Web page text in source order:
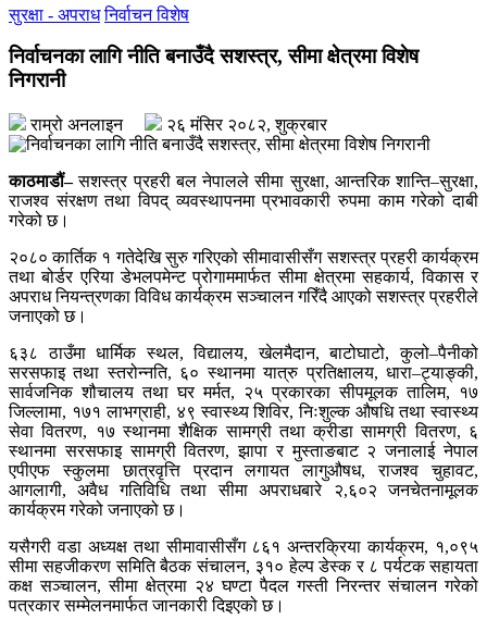
सुरक्षा - अपराध निर्वाचन विशेष
निर्वाचनका लागि नीति बनाउँदै सशस्त्र, सीमा क्षेत्रमा विशेष
निगरानी
राम्रो अनलाइन २६ मंसिर २०८२, शुक्रबार
काठमाडौं–सशस्त्र प्रहरी बल नेपालले सीमा सुरक्षा, आन्तरिक शान्ति–सुरक्षा,
राजश्व संरक्षण तथा विपद् व्यवस्थापनमा प्रभावकारी रुपमा काम गरेको दाबी
गरेको छ।
२०८० कार्तिक १ गतेदेखि सुरु गरिएको सीमावासीसँग सशस्त्र प्रहरी कार्यक्रम
तथा बोर्डर एरिया डेभलपमेन्ट प्रोगाममार्फत सीमा क्षेत्रमा सहकार्य, विकास र
अपराध नियन्त्रणका विविध कार्यक्रम सञ्चालन गरिँदै आएको सशस्त्र प्रहरीले
जनाएको छ।
६३८ ठाउँमा धार्मिक स्थल, विद्यालय, खेलमैदान, बाटोघाटो, कुलो–पैनीको
सरसफाइ तथा स्तरोन्नति, ६० स्थानमा यात्रु प्रतिक्षालय, धारा–ट्याङ्की,
सार्वजनिक शौचालय तथा घर मर्मत, २५ प्रकारका सीपमूलक तालिम, १७
जिल्लामा, १७१ लाभग्राही, ४९ स्वास्थ्य शिविर, निःशुल्क औषधि तथा स्वास्थ्य
सेवा वितरण, १७ स्थानमा शैक्षिक सामग्री तथा क्रीडा सामग्री वितरण, ६
स्थानमा सरसफाइ सामग्री वितरण, झापा र मुस्ताङबाट २ जनालाई नेपाल
एपीएफ स्कुलमा छात्रवृत्ति प्रदान लगायत लागुऔषध, राजश्व चुहावट,
आगलागी, अवैध गतिविधि तथा सीमा अपराधबारे २,६०२ जनचेतनामूलक
कार्यक्रम गरेको जनाएको छ।
यसैगरी वडा अध्यक्ष तथा सीमावासीसँग ८६१ अन्तरक्रिया कार्यक्रम, १,०९५
सीमा सहजीकरण समिति बैठक संचालन, ३१० हेल्प डेस्क र ८ पर्यटक सहायता
कक्ष सञ्चालन, सीमा क्षेत्रमा २४ घण्टा पैदल गस्ती निरन्तर संचालन गरेको
पत्रकार सम्मेलनमार्फत जानकारी दिइएको छ।